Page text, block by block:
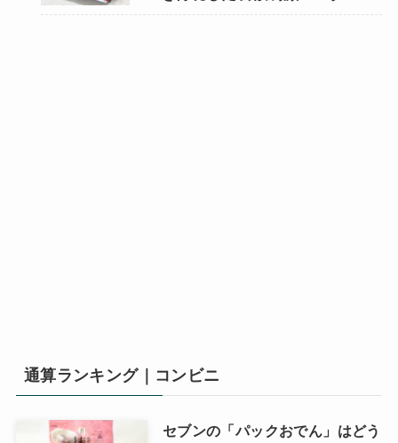
通算ランキング｜コンビニ
セブンの「パックおでん」はどう